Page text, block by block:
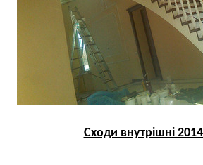
Сходи внутрішні